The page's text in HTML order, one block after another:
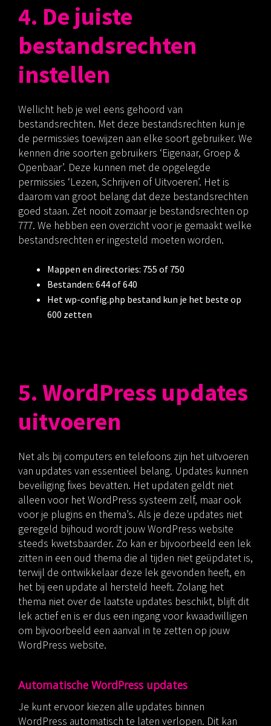
4. De juiste
bestandsrechten
instellen
Wellicht heb je wel eens gehoord van
bestandsrechten. Met deze bestandsrechten kun je
de permissies toewijzen aan elke soort gebruiker. We
kennen drie soorten gebruikers ‘Eigenaar, Groep &
Openbaar’. Deze kunnen met de opgelegde
permissies ‘Lezen, Schrijven of Uitvoeren’. Het is
daarom van groot belang dat deze bestandsrechten
goed staan. Zet nooit zomaar je bestandsrechten op
777. We hebben een overzicht voor je gemaakt welke
bestandsrechten er ingesteld moeten worden.
Mappen en directories: 755 of 750
Bestanden: 644 of 640
Het wp-config.php bestand kun je het beste op
600 zetten
5. WordPress updates
uitvoeren
Net als bij computers en telefoons zijn het uitvoeren
van updates van essentieel belang. Updates kunnen
beveiliging fixes bevatten. Het updaten geldt niet
alleen voor het WordPress systeem zelf, maar ook
voor je plugins en thema’s. Als je deze updates niet
geregeld bijhoud wordt jouw WordPress website
steeds kwetsbaarder. Zo kan er bijvoorbeeld een lek
zitten in een oud thema die al tijden niet geüpdatet is,
terwijl de ontwikkelaar deze lek gevonden heeft, en
het bij een update al hersteld heeft. Zolang het
thema niet over de laatste updates beschikt, blijft dit
lek actief en is er dus een ingang voor kwaadwilligen
om bijvoorbeeld een aanval in te zetten op jouw
WordPress website.
Automatische WordPress updates
Je kunt ervoor kiezen alle updates binnen
WordPress automatisch te laten verlopen. Dit kan